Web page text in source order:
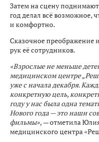
Затем на сцену
год делал всё возможное,
и комфортно.
Сказочное преображение
рук её сотрудников.
«Взрослые не меньше
медицинском центре
уже с начала декабря.
конкретную цель,
году у нас была одна
Нового года — это наши
фильмы», — отметила
медицинского центра